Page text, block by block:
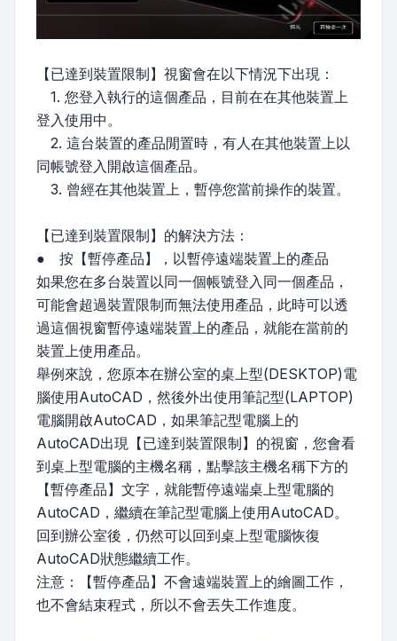
【已達到裝置限制】視窗會在以下情況下出現：
1. 您登入執行的這個產品，目前在在其他裝置上
登入使用中。
2. 這台裝置的產品閒置時，有人在其他裝置上以
同帳號登入開啟這個產品。
3. 曾經在其他裝置上，暫停您當前操作的裝置。
【已達到裝置限制】的解決方法：
● 按【暫停產品】，以暫停遠端裝置上的產品
如果您在多台裝置以同一個帳號登入同一個產品，
可能會超過裝置限制而無法使用產品，此時可以透
過這個視窗暫停遠端裝置上的產品，就能在當前的
裝置上使用產品。
舉例來說，您原本在辦公室的桌上型(DESKTOP)電
腦使用AutoCAD，然後外出使用筆記型(LAPTOP)
電腦開啟AutoCAD，如果筆記型電腦上的
AutoCAD出現【已達到裝置限制】的視窗，您會看
到桌上型電腦的主機名稱，點擊該主機名稱下方的
【暫停產品】文字，就能暫停遠端桌上型電腦的
AutoCAD，繼續在筆記型電腦上使用AutoCAD。
回到辦公室後，仍然可以回到桌上型電腦恢復
AutoCAD狀態繼續工作。
注意：【暫停產品】不會遠端裝置上的繪圖工作，
也不會結束程式，所以不會丟失工作進度。